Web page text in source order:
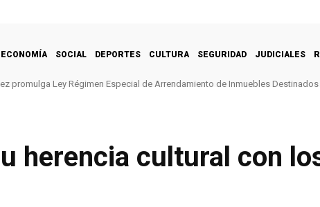
ECONOMÍA SOCIAL DEPORTES CULTURA SEGURIDAD JUDICIALES
promulga Ley Régimen Especial de Arrendamiento de Inmuebles
herencia cultural con